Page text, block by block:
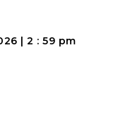
| 2 : 59 pm